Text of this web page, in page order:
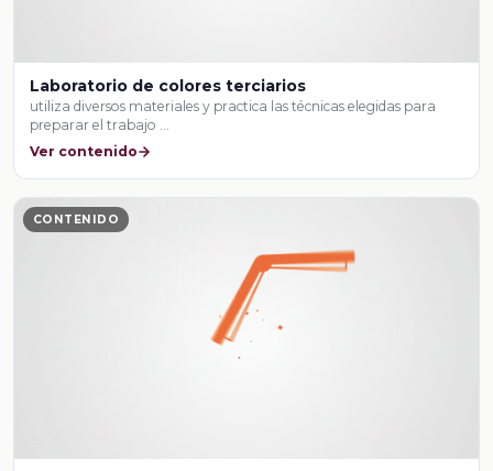
Laboratorio de colores terciarios
utiliza diversos materiales y practica las técnicas elegidas para
preparar el trabajo …
Ver contenido
CONTENIDO